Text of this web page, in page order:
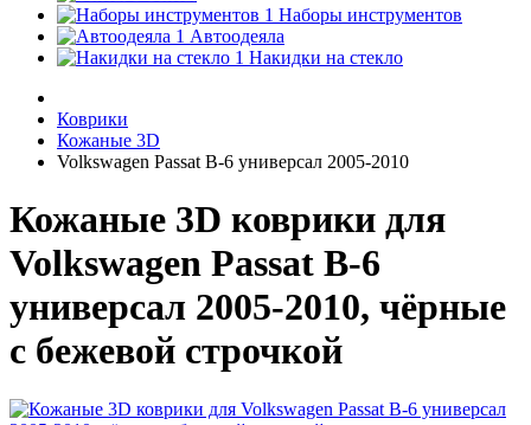
Наборы инструментов
Автоодеяла
Накидки на стекло
Коврики
Кожаные 3D
Volkswagen Passat B-6 универсал 2005-2010
Кожаные 3D коврики для
Volkswagen Passat B-6
универсал 2005-2010, чёрные
с бежевой строчкой